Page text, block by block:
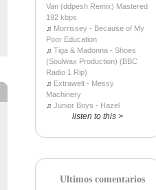
Van (ddpesh Remix) Mastered
192 kbps
♫ Morrissey - Because of My
Poor Education
♫ Tiga & Madonna - Shoes
(Soulwax Production) (BBC
Radio 1 Rip)
♫ Extrawelt - Messy
Machinery
♫ Junior Boys - Hazel
listen to this >
Ultimos comentarios